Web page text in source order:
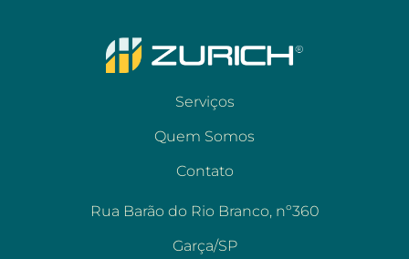
Serviços
Quem Somos
Contato
Rua Barão do Rio Branco, nº360
Garça/SP